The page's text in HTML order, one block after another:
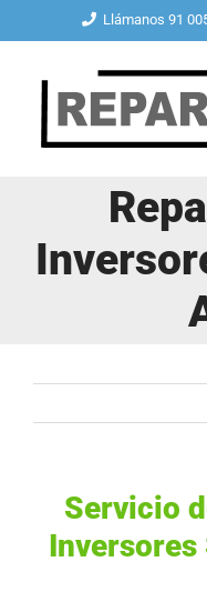
contenido
Llámanos 91
Servicio
Inversores